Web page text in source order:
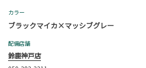
カラー
ブラックマイカ×マッシブグレー
配備店舗
鈴鹿神戸店